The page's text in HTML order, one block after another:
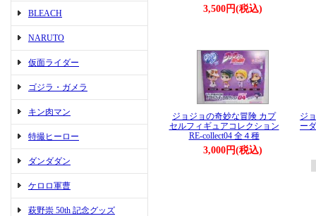
BLEACH
NARUTO
仮面ライダー
ゴジラ・ガメラ
キン肉マン
特撮ヒーロー
ダンダダン
ケロロ軍曹
萩野崇 50th 記念グッズ
3,500円(税込)
ジョジョの奇妙な冒険 カプ
セルフィギュアコレクション
RE-collect04 全４種
3,000円(税込)
ジ
ー